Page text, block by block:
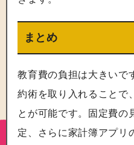
まとめ
教育費の負担は大きいで
約術を取り入れることで
とが可能です。固定費の
定、さらに家計簿アプリ